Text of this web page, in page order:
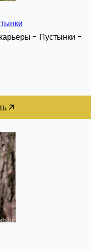
- Пустынки -